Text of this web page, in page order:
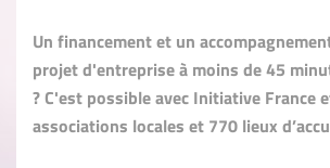
Un financement et un
projet d'entreprise à moins de 45
? C'est possible avec Initiative France
associations locales et 770 lieux